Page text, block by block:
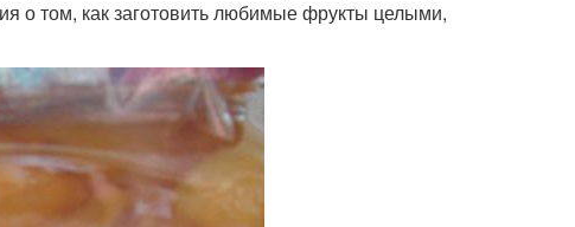
о том, как заготовить любимые фрукты целыми,